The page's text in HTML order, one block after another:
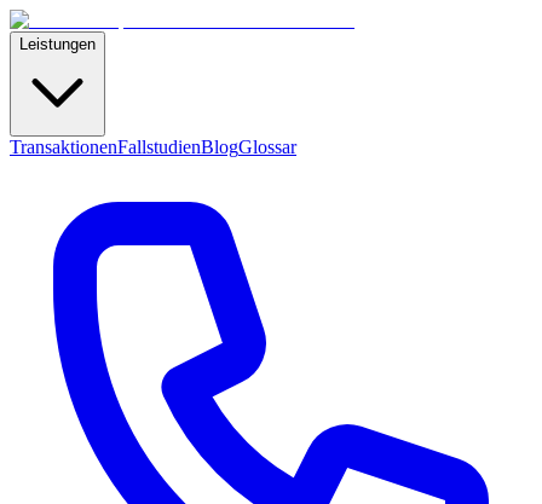
Leistungen
TransaktionenFallstudienBlogGlossar